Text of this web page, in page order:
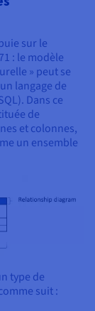
sur le
: le modèle
» peut se
langage de
Dans ce
de
et colonnes,
un ensemble
type de
suit :